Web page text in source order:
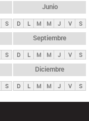
S
Junio
D L M M J V S
S
Septiembre
D L M M J V S
S
Diciembre
D L M M J V S